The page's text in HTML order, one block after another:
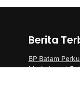
Berita
BP Batam
Muda Lewat